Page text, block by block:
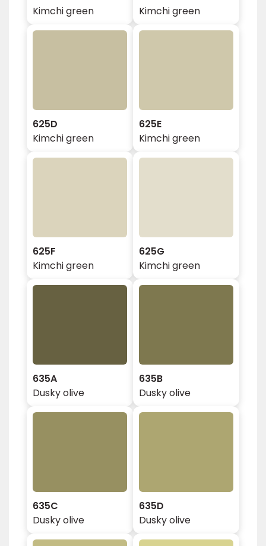
Kimchi green
Kimchi green
625D
Kimchi green
625E
Kimchi green
625F
Kimchi green
625G
Kimchi green
635A
Dusky olive
635B
Dusky olive
635C
Dusky olive
635D
Dusky olive